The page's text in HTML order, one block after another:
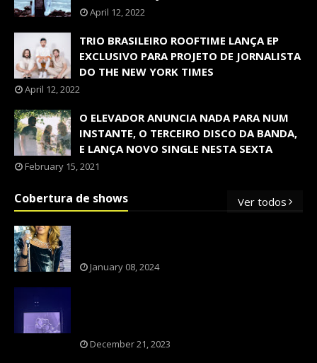
April 12, 2022
TRIO BRASILEIRO ROOFTIME LANÇA EP
EXCLUSIVO PARA PROJETO DE JORNALISTA
DO THE NEW YORK TIMES
April 12, 2022
O ELEVADOR ANUNCIA NADA PARA NUM
INSTANTE, O TERCEIRO DISCO DA BANDA,
E LANÇA NOVO SINGLE NESTA SEXTA
February 15, 2021
Cobertura de shows Ver todos
January 08, 2024
December 21, 2023